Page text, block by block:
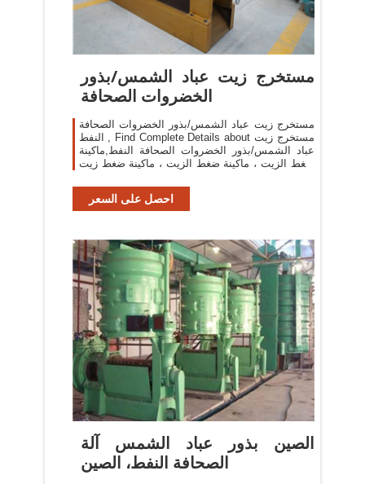
مستخرج زيت عباد الشمس/بذور
الخضروات الصحافة
مستخرج زيت عباد الشمس/بذور الخضروات الصحافة
النفط , Find Complete Details about مستخرج زيت
عباد الشمس/بذور الخضروات الصحافة النفط,ماكينة
ضغط الزيت ، ماكينة ضغط الزيت ، ماكينة ضغط زيت
Wenzhou Longwan Jimei Machinery
احصل على السعر
الصين بذور عباد الشمس آلة
الصحافة النفط، الصين